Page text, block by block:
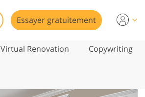
Essayer gratuitement
Virtual Renovation Copywriting